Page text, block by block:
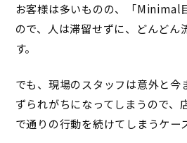
お客様は多いものの、「Minimal
ので、人は滞留せずに、どんどん
す。
でも、現場のスタッフは意外と今
ずられがちになってしまうので、
で通りの行動を続けてしまうケー